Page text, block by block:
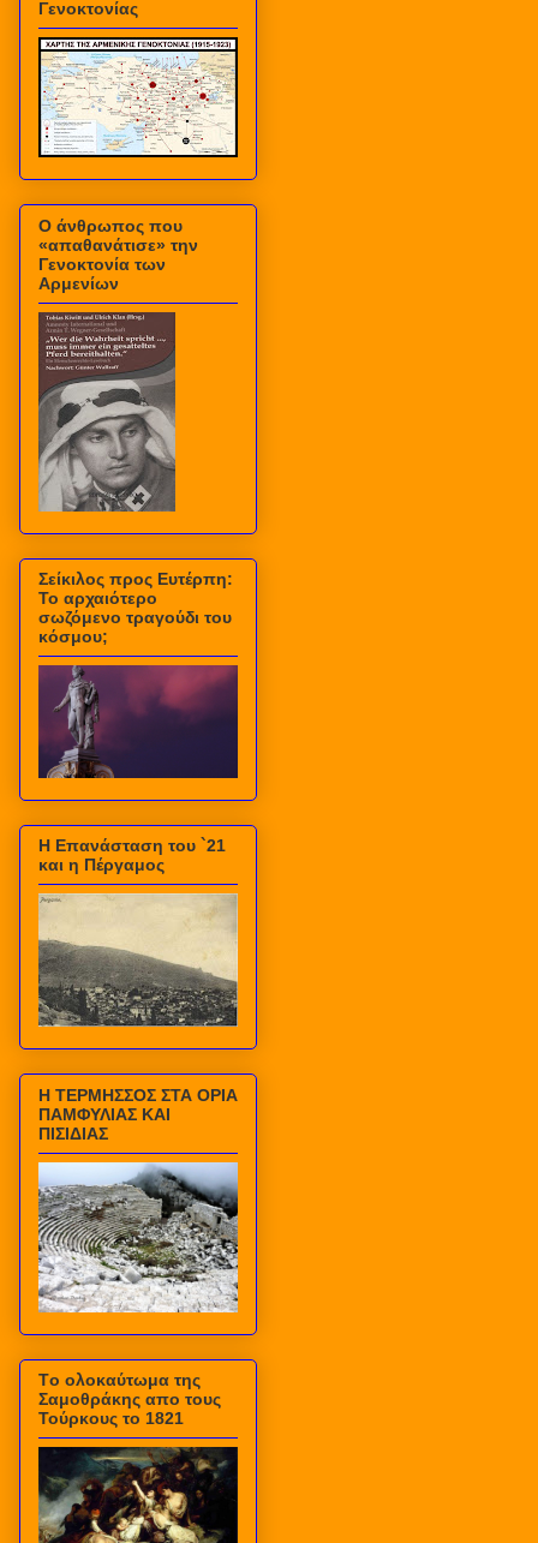
Γενοκτονίας
Ο άνθρωπος που
«απαθανάτισε» την
Γενοκτονία των
Αρμενίων
Σείκιλος προς Ευτέρπη:
Το αρχαιότερο
σωζόμενο τραγούδι του
κόσμου;
Η Επανάσταση του `21
και η Πέργαμος
Η ΤΕΡΜΗΣΣΟΣ ΣΤΑ ΟΡΙΑ
ΠΑΜΦΥΛΙΑΣ ΚΑΙ
ΠΙΣΙΔΙΑΣ
Τo ολοκαύτωμα της
Σαμοθράκης απο τους
Τούρκους το 1821